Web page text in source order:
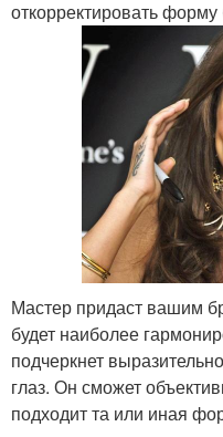
откорректировать
Мастер придаст вашим
будет наиболее
подчеркнет
глаз. Он сможет
подходит та или иная